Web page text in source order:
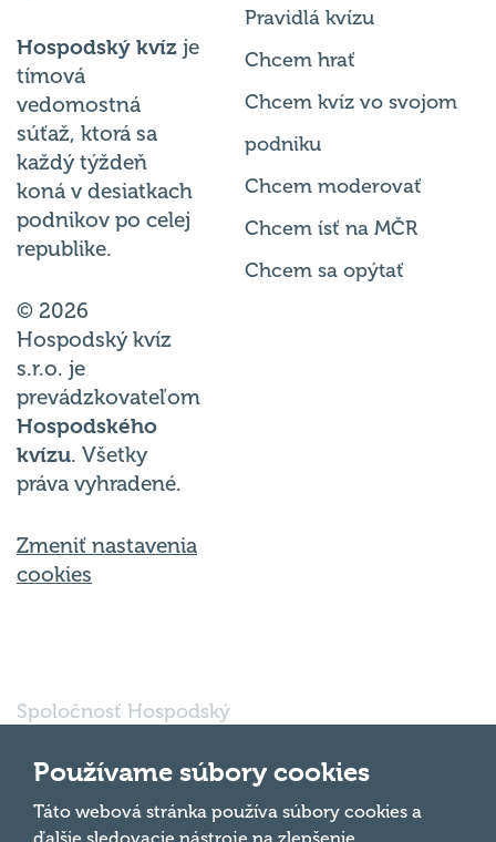
Hospodský kvíz je
tímová
vedomostná
súťaž, ktorá sa
každý týždeň
koná v desiatkach
podnikov po celej
republike.
© 2026
Hospodský kvíz
s.r.o. je
prevádzkovateľom
Hospodského
kvízu. Všetky
práva vyhradené.
Zmeniť nastavenia
cookies
Pravidlá kvízu
Chcem hrať
Chcem kvíz vo svojom
podniku
Chcem moderovať
Chcem ísť na MČR
Chcem sa opýtať
Spoločnosť Hospodský
sídlom Svätoplukova
16791/30, Bratislava
821 08, IČO: 56 763
697 je vedená pod
Používame súbory cookies
Táto webová stránka používa súbory cookies a